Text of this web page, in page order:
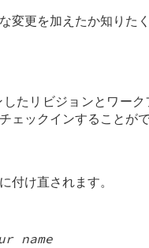
変更を加えたか知りた
たリビジョンとワー
ェックインすることがで
付け直されます。
name